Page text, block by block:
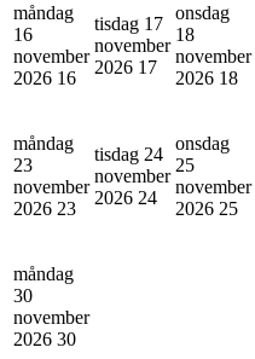
måndag
16
november
2026 16
tisdag 17
november
2026 17
onsdag
18
november
2026 18
måndag
23
november
2026 23
tisdag 24
november
2026 24
onsdag
25
november
2026 25
måndag
30
november
2026 30